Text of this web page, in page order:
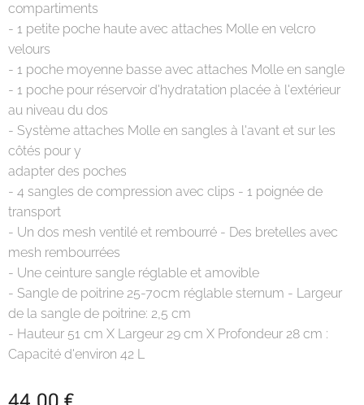
compartiments
- 1 petite poche haute avec attaches Molle en velcro
velours
- 1 poche moyenne basse avec attaches Molle en sangle
- 1 poche pour réservoir d'hydratation placée à l'extérieur
au niveau du dos
- Système attaches Molle en sangles à l'avant et sur les
côtés pour y
adapter des poches
- 4 sangles de compression avec clips - 1 poignée de
transport
- Un dos mesh ventilé et rembourré - Des bretelles avec
mesh rembourrées
- Une ceinture sangle réglable et amovible
- Sangle de poitrine 25-70cm réglable sternum - Largeur
de la sangle de poitrine: 2,5 cm
- Hauteur 51 cm X Largeur 29 cm X Profondeur 28 cm :
Capacité d'environ 42 L